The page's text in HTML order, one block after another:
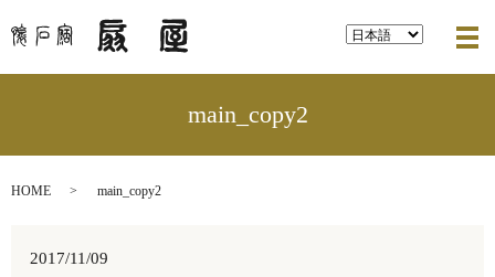
main_copy2
HOME main_copy2
2017/11/09